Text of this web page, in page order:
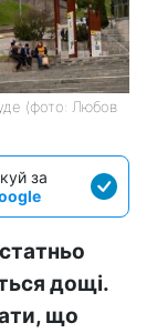
(фото: Любов
за
дощі.
що